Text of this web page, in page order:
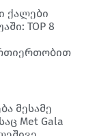
ქალები
TOP 8
მესამე
Met Gala